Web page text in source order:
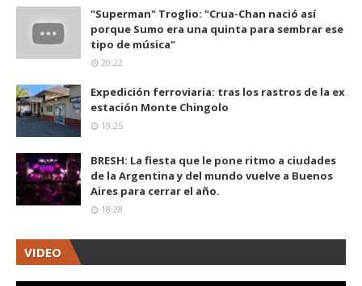
"Superman" Troglio: "Crua-Chan nació así
porque Sumo era una quinta para sembrar ese
tipo de música"
20:22
Expedición ferroviaria: tras los rastros de la ex
estación Monte Chingolo
19:25
BRESH: La fiesta que le pone ritmo a ciudades
de la Argentina y del mundo vuelve a Buenos
Aires para cerrar el año.
18:28
VIDEO